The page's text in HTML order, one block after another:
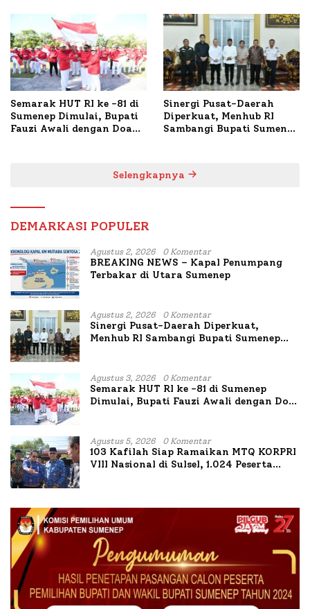
Semarak HUT RI ke -81 di
Sumenep Dimulai, Bupati
Fauzi Awali dengan Doa
Sinergi Pusat-Daerah
Diperkuat, Menhub RI
Sambangi Bupati Sumenep
Selengkapnya
DEMARKASI POPULER
Agustus 2, 2026 0 Komentar
BREAKING NEWS – Kapal Penumpang
Terbakar di Utara Sumenep
Agustus 2, 2026 0 Komentar
Sinergi Pusat-Daerah Diperkuat,
Menhub RI Sambangi Bupati Sumenep
Agustus 3, 2026 0 Komentar
Semarak HUT RI ke -81 di Sumenep
Dimulai, Bupati Fauzi Awali dengan Doa
Agustus 5, 2026 0 Komentar
103 Kafilah Siap Ramaikan MTQ KORPRI
VIII Nasional di Sulsel, 1.024 Peserta